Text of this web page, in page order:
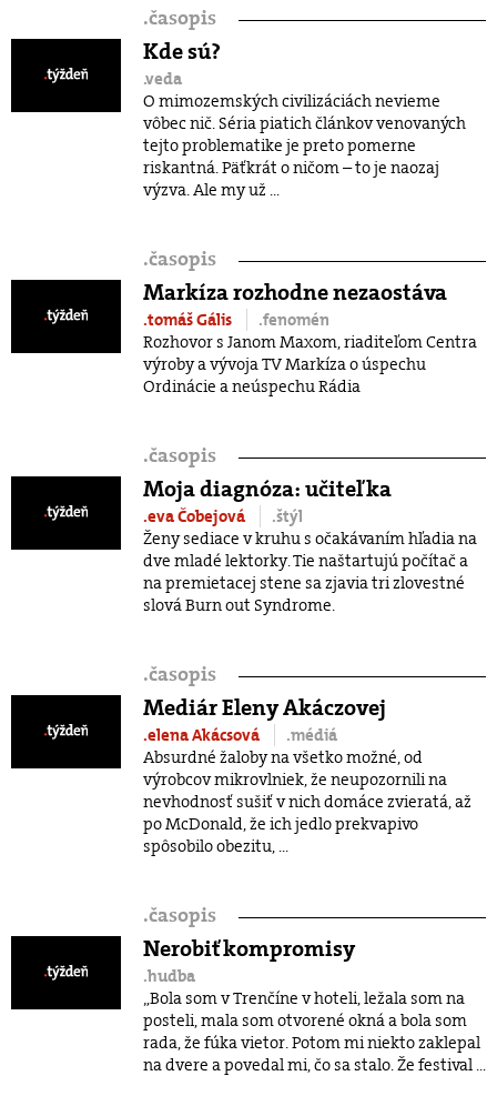
.časopis
Kde sú?
.veda
O mimozemských civilizáciách nevieme
vôbec nič. Séria piatich článkov venovaných
tejto problematike je preto pomerne
riskantná. Päťkrát o ničom – to je naozaj
výzva. Ale my už ...
.časopis
Markíza rozhodne nezaostáva
.tomáš Gális
.fenomén
Rozhovor s Janom Maxom, riaditeľom Centra
výroby a vývoja TV Markíza o úspechu
Ordinácie a neúspechu Rádia
.časopis
Moja diagnóza: učiteľka
.eva Čobejová
.štýl
Ženy sediace v kruhu s očakávaním hľadia na
dve mladé lektorky. Tie naštartujú počítač a
na premietacej stene sa zjavia tri zlovestné
slová Burn out Syndrome.
.časopis
Mediár Eleny Akáczovej
.elena Akácsová
.médiá
Absurdné žaloby na všetko možné, od
výrobcov mikrovlniek, že neupozornili na
nevhodnosť sušiť v nich domáce zvieratá, až
po McDonald, že ich jedlo prekvapivo
spôsobilo obezitu, ...
.časopis
Nerobiť kompromisy
.hudba
„Bola som v Trenčíne v hoteli, ležala som na
posteli, mala som otvorené okná a bola som
rada, že fúka vietor. Potom mi niekto zaklepal
na dvere a povedal mi, čo sa stalo. Že festival ...